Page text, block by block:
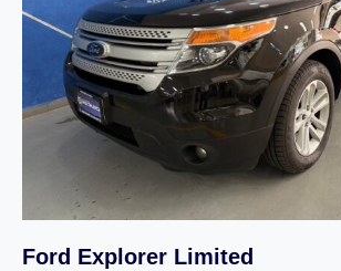
Ford Explorer Limited